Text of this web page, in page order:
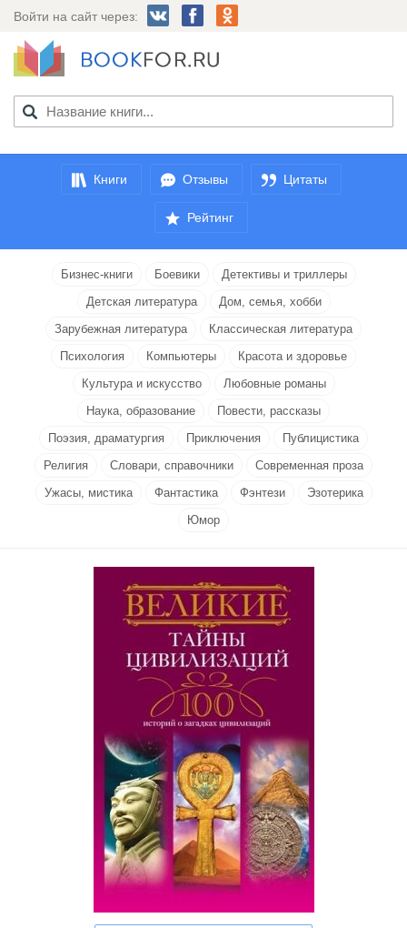
Войти на сайт через:
Книги Отзывы Цитаты
Рейтинг
Бизнес-книги Боевики
Детективы и триллеры
Детская литература
Дом, семья, хобби
Зарубежная литература
Классическая литература
Психология
Компьютеры
Красота и здоровье
Культура и искусство
Любовные романы
Наука, образование
Повести, рассказы
Поэзия, драматургия
Приключения
Публицистика
Религия
Словари, справочники
Современная проза
Ужасы, мистика
Фантастика Фэнтези
Эзотерика
Юмор